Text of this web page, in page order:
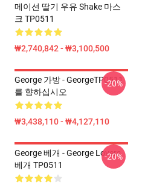
메이션 딸기 우유 Shake 마스
크 TP0511
₩2,740,842 - ₩3,100,500
George 가방 - GeorgeTP0511
를 향하십시오
₩3,438,110 - ₩4,127,110
-20%
George 베개 - George Lovers
베개 TP0511
-20%